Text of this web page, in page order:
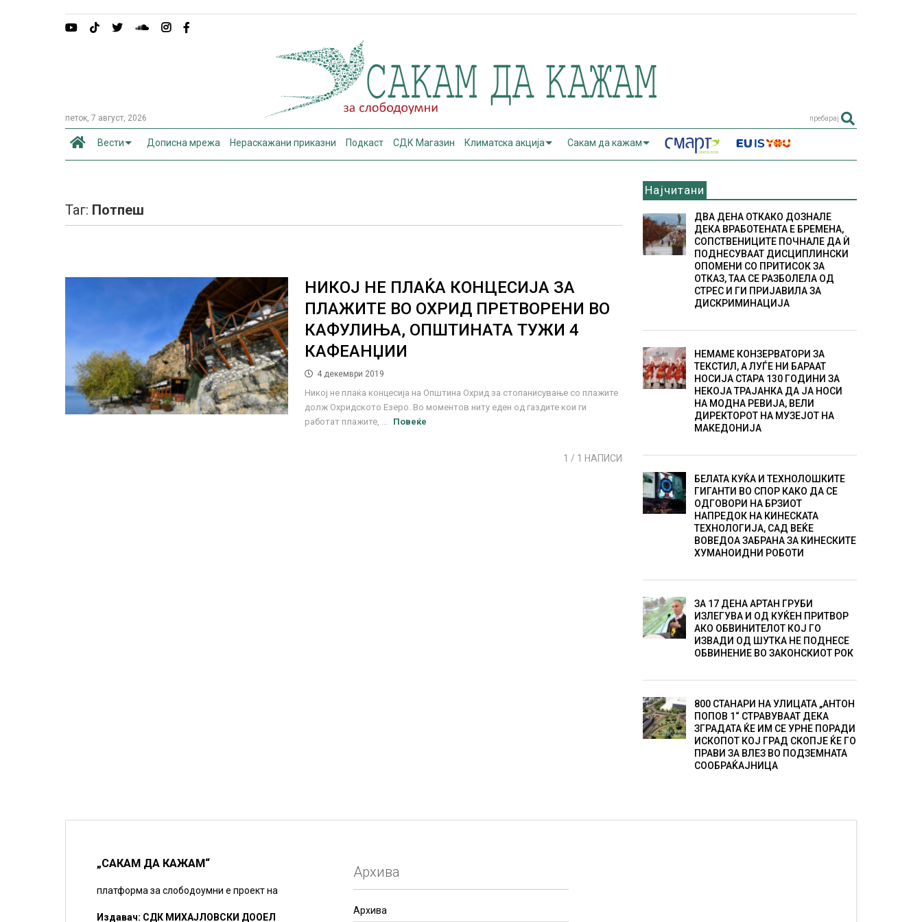
петок, 7 август, 2026 пребарај
Вести Дописна мрежа Нераскажани приказни Подкаст СДК Магазин Климатска акција Сакам да кажам
Таг: Потпеш
НИКОЈ НЕ ПЛАЌА КОНЦЕСИЈА ЗА
ПЛАЖИТЕ ВО ОХРИД ПРЕТВОРЕНИ ВО
КАФУЛИЊА, ОПШТИНАТА ТУЖИ 4
КАФЕАНЏИИ
4 декември 2019
Никој не плаќа концесија на Општина Охрид за стопанисување со плажите
долж Охридското Езеро. Во моментов ниту еден од газдите кои ги
работат плажите, ...
Повеќе
1 / 1 НАПИСИ
Најчитани
ДВА ДЕНА ОТКАКО ДОЗНАЛЕ
ДЕКА ВРАБОТЕНАТА Е БРЕМЕНА,
СОПСТВЕНИЦИТЕ ПОЧНАЛЕ ДА Ѝ
ПОДНЕСУВААТ ДИСЦИПЛИНСКИ
ОПОМЕНИ СО ПРИТИСОК ЗА
ОТКАЗ, ТАА СЕ РАЗБОЛЕЛА ОД
СТРЕС И ГИ ПРИЈАВИЛА ЗА
ДИСКРИМИНАЦИЈА
НЕМАМЕ КОНЗЕРВАТОРИ ЗА
ТЕКСТИЛ, А ЛУЃЕ НИ БАРААТ
НОСИЈА СТАРА 130 ГОДИНИ ЗА
НЕКОЈА ТРАЈАНКА ДА ЈА НОСИ
НА МОДНА РЕВИЈА, ВЕЛИ
ДИРЕКТОРОТ НА МУЗЕЈОТ НА
МАКЕДОНИЈА
БЕЛАТА КУЌА И ТЕХНОЛОШКИТЕ
ГИГАНТИ ВО СПОР КАКО ДА СЕ
ОДГОВОРИ НА БРЗИОТ
НАПРЕДОК НА КИНЕСКАТА
ТЕХНОЛОГИЈА, САД ВЕЌЕ
ВОВЕДОА ЗАБРАНА ЗА КИНЕСКИТЕ
ХУМАНОИДНИ РОБОТИ
ЗА 17 ДЕНА АРТАН ГРУБИ
ИЗЛЕГУВА И ОД КУЌЕН ПРИТВОР
АКО ОБВИНИТЕЛОТ КОЈ ГО
ИЗВАДИ ОД ШУТКА НЕ ПОДНЕСЕ
ОБВИНЕНИЕ ВО ЗАКОНСКИОТ РОК
800 СТАНАРИ НА УЛИЦАТА „АНТОН
ПОПОВ 1“ СТРАВУВААТ ДЕКА
ЗГРАДАТА ЌЕ ИМ СЕ УРНЕ ПОРАДИ
ИСКОПОТ КОЈ ГРАД СКОПЈЕ ЌЕ ГО
ПРАВИ ЗА ВЛЕЗ ВО ПОДЗЕМНАТА
СООБРАЌАЈНИЦА
„САКАМ ДА КАЖАМ“
платформа за слободоумни е проект на
Издавач: СДК МИХАЈЛОВСКИ ДООЕЛ
Архива
Архива